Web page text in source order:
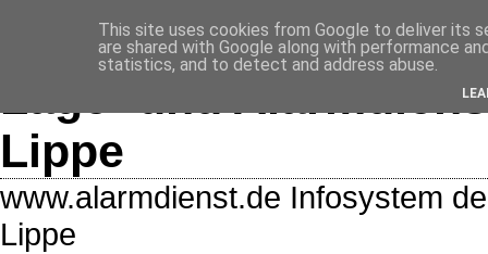
<$BlogRSDUrl$>
Lage- und
Lippe
www.alarmdienst.de Infosystem
Lippe
This site uses cookies from Google to deliver its
are shared with Google along with performance
statistics, and to detect and address abuse.